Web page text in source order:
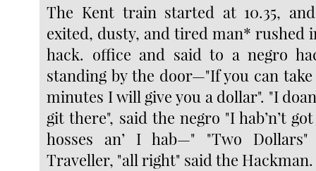
The Kent train started at 10.35,
exited, dusty, and tired man* rushed
hack. office and said to a negro
standing by the door—"If you can
minutes I will give you a dollar". "I
git there", said the negro "I hab’n’t
hosses an’ I hab—" "Two
Traveller, "all right" said the Hackman.